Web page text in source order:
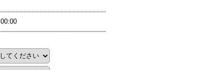
00:00